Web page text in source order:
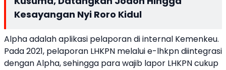
Kesayangan Nyi Roro Kidul
Alpha adalah aplikasi pelaporan di internal Kemenkeu.
Pada 2021, pelaporan LHKPN melalui e-lhkpn diintegrasi
dengan Alpha, sehingga para wajib lapor LHKPN cukup